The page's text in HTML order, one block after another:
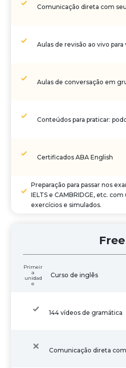
Comunicação direta com
Aulas de revisão ao vivo
Aulas de conversação em
Conteúdos para praticar:
Certificados ABA English
Preparação para passar nos
IELTS e CAMBRIDGE, etc.
exercícios e simulados.
Free
Primeir
a
unidad
e
Curso de inglês
144 vídeos de gramática
Comunicação direta